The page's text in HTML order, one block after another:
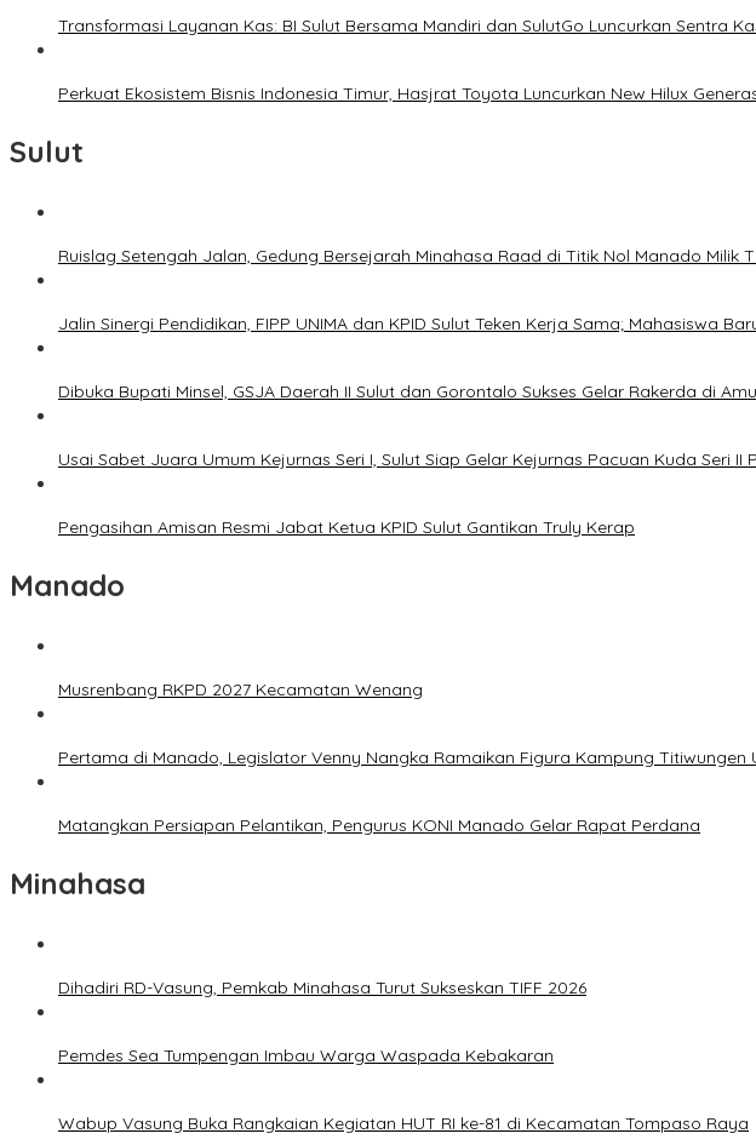
Transformasi Layanan Kas: BI Sulut Bersama Mandiri dan SulutGo Luncurkan Sentra
Perkuat Ekosistem Bisnis Indonesia Timur, Hasjrat Toyota Luncurkan New Hilux
Sulut
Ruislag Setengah Jalan, Gedung Bersejarah Minahasa Raad di Titik Nol Manado Milik
Jalin Sinergi Pendidikan, FIPP UNIMA dan KPID Sulut Teken Kerja Sama; Mahasiswa
Dibuka Bupati Minsel, GSJA Daerah II Sulut dan Gorontalo Sukses Gelar Rakerda di
Usai Sabet Juara Umum Kejurnas Seri I, Sulut Siap Gelar Kejurnas Pacuan Kuda Seri II
Pengasihan Amisan Resmi Jabat Ketua KPID Sulut Gantikan Truly Kerap
Manado
Musrenbang RKPD 2027 Kecamatan Wenang
Pertama di Manado, Legislator Venny Nangka Ramaikan Figura Kampung Titiwungen
Matangkan Persiapan Pelantikan, Pengurus KONI Manado Gelar Rapat Perdana
Minahasa
Dihadiri RD-Vasung, Pemkab Minahasa Turut Sukseskan TIFF 2026
Pemdes Sea Tumpengan Imbau Warga Waspada Kebakaran
Wabup Vasung Buka Rangkaian Kegiatan HUT RI ke-81 di Kecamatan Tompaso Raya